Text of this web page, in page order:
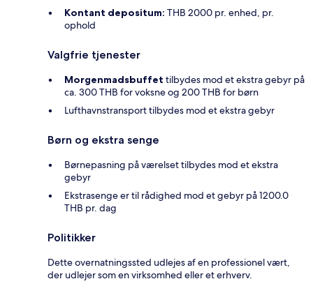
Kontant depositum: THB 2000 pr. enhed, pr.
ophold
Valgfrie tjenester
Morgenmadsbuffet tilbydes mod et ekstra gebyr på
ca. 300 THB for voksne og 200 THB for børn
Lufthavnstransport tilbydes mod et ekstra gebyr
Børn og ekstra senge
Børnepasning på værelset tilbydes mod et ekstra
gebyr
Ekstrasenge er til rådighed mod et gebyr på 1200.0
THB pr. dag
Politikker
Dette overnatningssted udlejes af en professionel vært,
der udlejer som en virksomhed eller et erhverv.